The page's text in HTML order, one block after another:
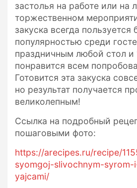
застолья на работе или на
торжественном
закуска всегда пользуется
популярностью среди
праздничным любой стол и
понравится всем
Готовится эта закуска
но результат получается
великолепным!
Ссылка на подробный
пошаговыми фото:
https://arecipes.ru/recipe/
syomgoj-slivochnym-syrom-
yajcami/